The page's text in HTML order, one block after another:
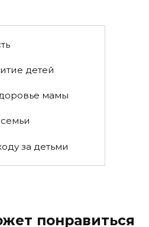
детей
мамы
за детьми
понравиться